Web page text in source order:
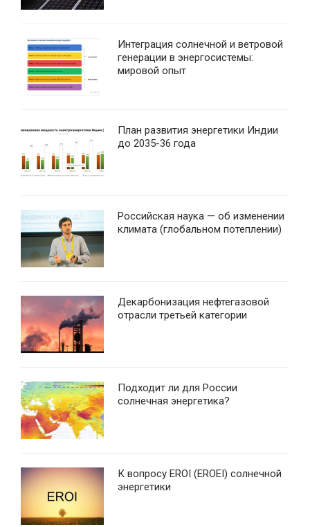
Интеграция солнечной и ветровой
генерации в энергосистемы:
мировой опыт
План развития энергетики Индии
до 2035-36 года
Российская наука — об изменении
климата (глобальном потеплении)
Декарбонизация нефтегазовой
отрасли третьей категории
Подходит ли для России
солнечная энергетика?
К вопросу EROI (EROEI) солнечной
энергетики